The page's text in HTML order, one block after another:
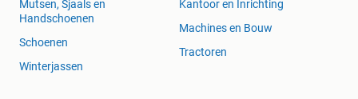
Mutsen, Sjaals en
Handschoenen
Schoenen
Winterjassen
Kantoor en Inrichting
Machines en Bouw
Tractoren